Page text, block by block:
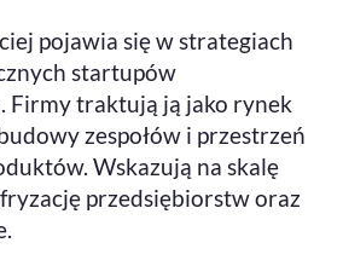
dostępność , otwiera się w nowym
, otwiera się w nowym oknie
Zgłoś problem
, otwiera się w
pojawia się w strategiach
startupów
Firmy traktują ją jako rynek
zespołów i przestrzeń
Wskazują na skalę
przedsiębiorstw oraz